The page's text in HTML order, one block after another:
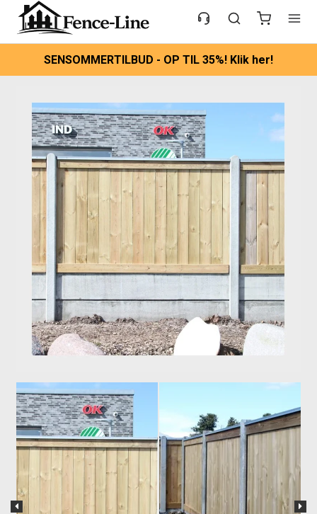
SENSOMMERTILBUD - OP TIL 35%! Klik her!